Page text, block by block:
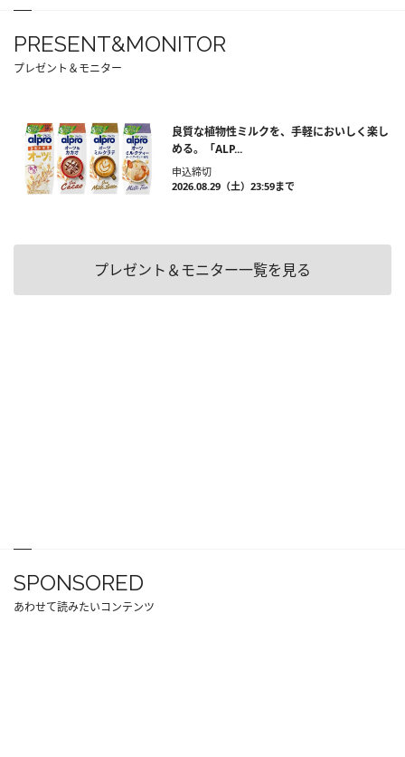
PRESENT&MONITOR
プレゼント＆モニター
良質な植物性ミルクを、手軽においしく楽し
める。「ALP...
申込締切
2026.08.29（土）23:59まで
プレゼント＆モニター一覧を見る
SPONSORED
あわせて読みたいコンテンツ